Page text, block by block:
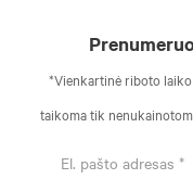
*Vienkartinė riboto
taikoma tik